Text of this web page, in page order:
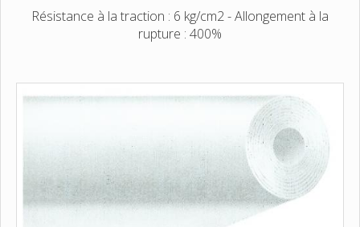
Résistance à la traction : 6 kg/cm2 - Allongement à la
rupture : 400%